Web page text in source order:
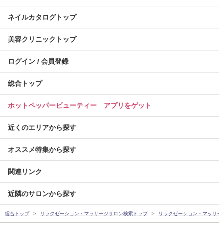
ネイルカタログトップ
美容クリニックトップ
ログイン / 会員登録
総合トップ
ホットペッパービューティー アプリをゲット
近くのエリアから探す
オススメ特集から探す
関連リンク
近隣のサロンから探す
総合トップ リラクゼーション・マッサージサロン検索トップ リラクゼーション・マッ